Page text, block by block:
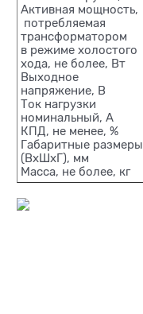
Активная мощность,
потребляемая
трансформатором
в режиме холостого
хода, не более, Вт
Выходное
напряжение, В
Ток нагрузки
номинальный, А
КПД, не менее, %
Габаритные размеры
(ВхШхГ), мм
Масса, не более, кг